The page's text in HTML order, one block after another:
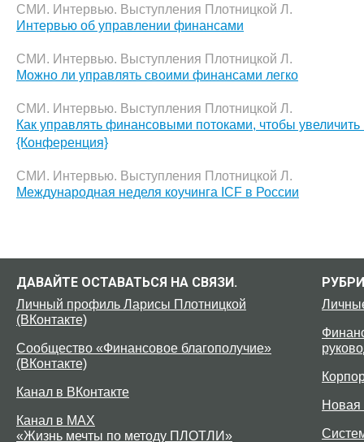
СМИ. Интервью. Выступления Плотницкой Л.
Интервью об управлении финансами
СМИ. Интервью. Выступления Плотницкой Л.
Можно ли управлять своими финансами легко
СМИ. Интервью. Выступления Плотницкой Л.
Как управлять финансовыми потоками, чтобы
{Конференция}
СМИ. Интервью. Выступления Плотницкой Л.
Международная неделя коучинга ICF в России
ДАВАЙТЕ ОСТАВАТЬСЯ НА СВЯЗИ.
Личный профиль Ларисы Плотницкой
(ВКонтакте)
Сообщество «Финансовое благополучие»
(ВКонтакте)
Канал в ВКонтакте
Канал в MAX
«Жизнь мечты по методу ПЛОТЛИ»
Новая